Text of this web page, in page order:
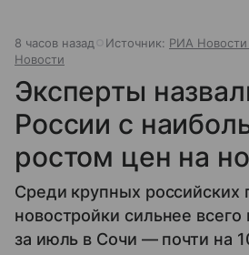
8 часов назад Источник: РИА
Новости
Эксперты
России с
ростом цен на
Среди крупных российских
новостройки сильнее
за июль в Сочи — почти на